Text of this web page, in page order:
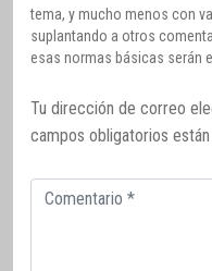
tema, y mucho menos con
suplantando a otros
esas normas básicas serán
Tu dirección de correo
campos obligatorios
Comentario